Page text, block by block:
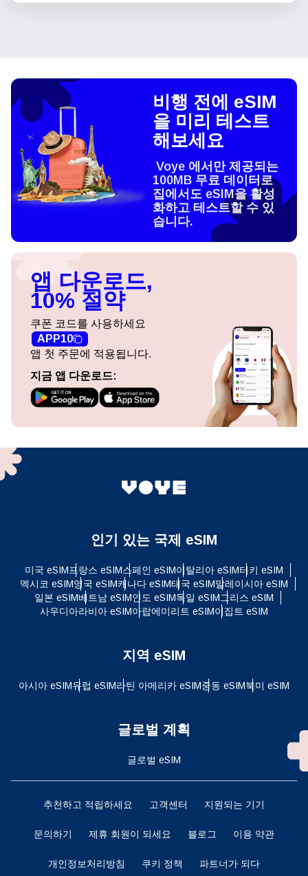
비행 전에 eSIM
을 미리 테스트
해보세요
Voye 에서만 제공되는
100MB 무료 데이터로
집에서도 eSIM을 활성
화하고 테스트할 수 있
습니다.
앱 다운로드,
10% 절약
쿠폰 코드를 사용하세요
APP10
앱 첫 주문에 적용됩니다.
지금 앱 다운로드:
인기 있는 국제 eSIM
미국 eSIM프랑스 eSIM스페인 eSIM이탈리아 eSIM터키 eSIM
멕시코 eSIM영국 eSIM캐나다 eSIM태국 eSIM말레이시아 eSIM
일본 eSIM베트남 eSIM인도 eSIM독일 eSIM그리스 eSIM
사우디아라비아 eSIM아랍에미리트 eSIM이집트 eSIM
지역 eSIM
아시아 eSIM유럽 ​​eSIM라틴 아메리카 eSIM중동 eSIM북미 eSIM
글로벌 계획
글로벌 eSIM
추천하고 적립하세요 고객센터 지원되는 기기
문의하기 제휴 회원이 되세요 블로그 이용 약관
개인정보처리방침 쿠키 정책 파트너가 되다